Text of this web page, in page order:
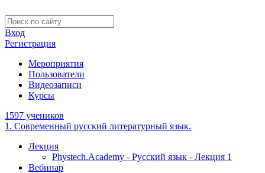
Вход
Регистрация
Мероприятия
Пользователи
Видеозаписи
Курсы
1597 учеников
1. Современный русский литературный язык.
Лекция
Phystech.Academy - Русский язык - Лекция 1
Вебинар